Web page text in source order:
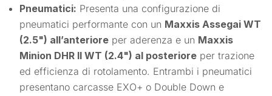
Pneumatici: Presenta una configurazione di
pneumatici performante con un Maxxis Assegai WT
(2.5") all’anteriore per aderenza e un Maxxis
Minion DHR II WT (2.4") al posteriore per trazione
ed efficienza di rotolamento. Entrambi i pneumatici
presentano carcasse EXO+ o Double Down e